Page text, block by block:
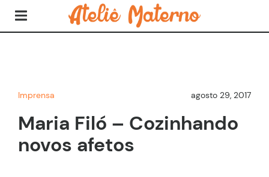
Imprensa agosto 29, 2017
Maria Filó – Cozinhando
novos afetos